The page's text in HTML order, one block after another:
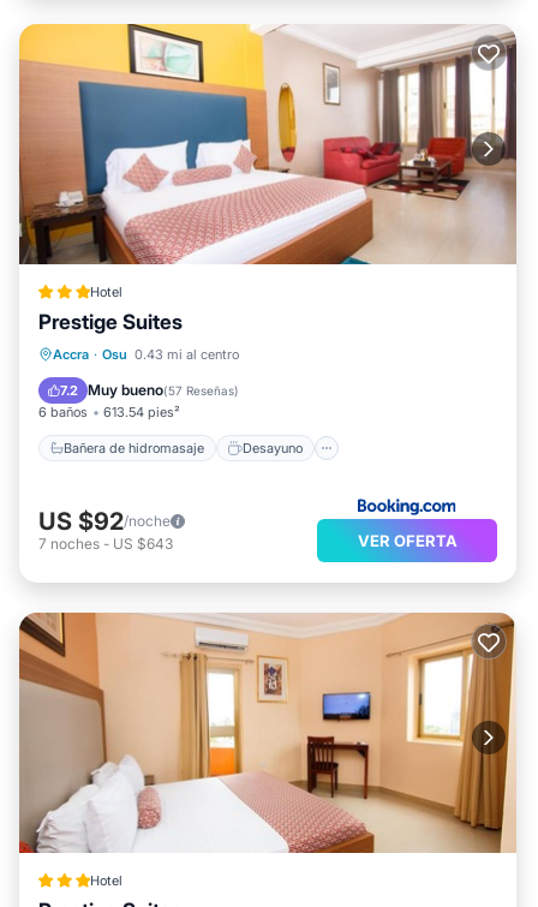
Hotel
Prestige Suites
Accra · Osu 0.43 mi al centro
7.2 Muy bueno(57 Reseñas)
6 baños 613.54 pies²
Bañera de hidromasaje Desayuno
Bañera de hidromasaje
Aparcamiento
US $92/noche
7 noches - US $643 VER OFERTA
Hotel